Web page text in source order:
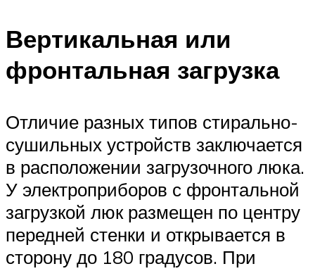
Вертикальная или
фронтальная загрузка
Отличие разных типов стирально-​
сушильных устройств заключается
в расположении загрузочного люка.
У электроприборов с фронтальной
загрузкой люк размещен по центру
передней стенки и открывается в
сторону до 180 градусов. При